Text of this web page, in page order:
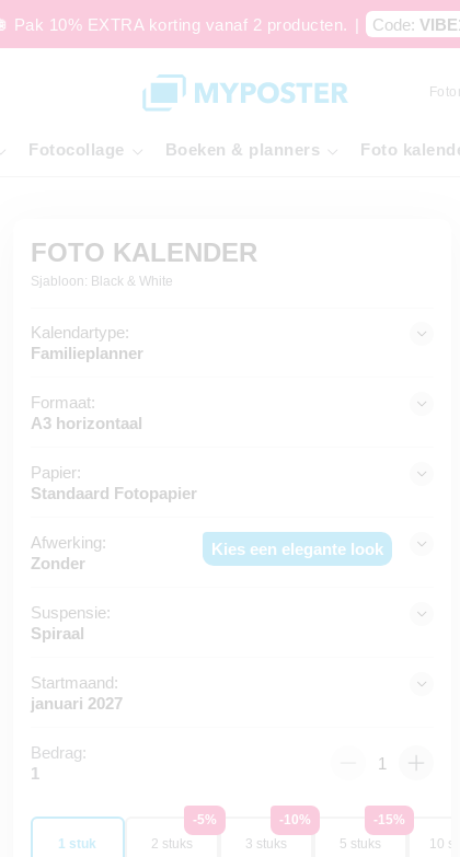
Pak 10% EXTRA korting vanaf 2 producten. | Code:
Fotocollage Boeken & planners Foto
FOTO KALENDER
Sjabloon: Black & White
Kalendartype:
Familieplanner
Formaat:
A3 horizontaal
Papier:
Standaard Fotopapier
Afwerking:
Zonder
Kies een elegante look
Suspensie:
Spiraal
Startmaand:
januari 2027
Bedrag:
1
1 stuk
-5%
2 stuks
-10%
3 stuks
-15%
5 stuks
10